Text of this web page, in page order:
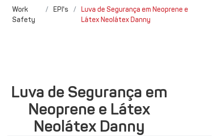
Work
Safety
/ EPI's /
Luva de Segurança em Neoprene e
Látex Neolátex Danny
Luva de Segurança em
Neoprene e Látex
Neolátex Danny